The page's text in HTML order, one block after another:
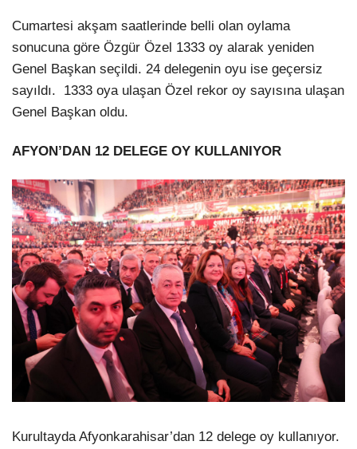
Cumartesi akşam saatlerinde belli olan oylama
sonucuna göre Özgür Özel 1333 oy alarak yeniden
Genel Başkan seçildi. 24 delegenin oyu ise geçersiz
sayıldı. 1333 oya ulaşan Özel rekor oy sayısına ulaşan
Genel Başkan oldu.
AFYON’DAN 12 DELEGE OY KULLANIYOR
Kurultayda Afyonkarahisar’dan 12 delege oy kullanıyor.